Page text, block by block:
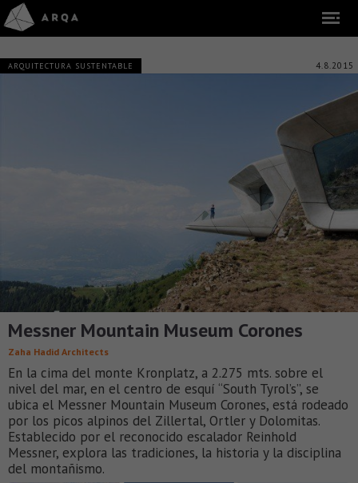
ARQUITECTURA SUSTENTABLE 4.8.2015
Messner Mountain Museum Corones
Zaha Hadid Architects
En la cima del monte Kronplatz, a 2.275 mts. sobre el
nivel del mar, en el centro de esquí “South Tyrol’s”, se
ubica el Messner Mountain Museum Corones, está rodeado
por los picos alpinos del Zillertal, Ortler y Dolomitas.
Establecido por el reconocido escalador Reinhold
Messner, explora las tradiciones, la historia y la disciplina
del montañismo.